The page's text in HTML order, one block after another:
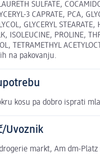
SULFATE,
3 CAPRATE, PCA,
GLYCERYL
ISOLEUCINE, PROLINE,
TETRAMETHYL
na pakovanju.
kosu pa dobro isprati
Uvoznik
markt, Am dm-